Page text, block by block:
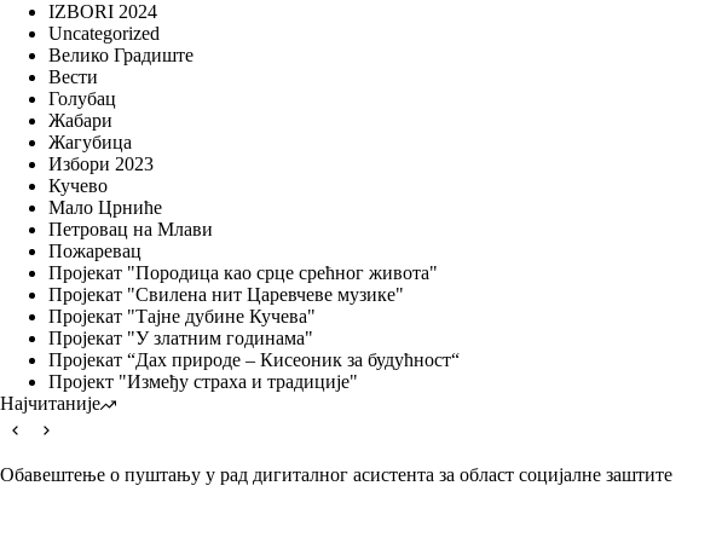
IZBORI 2024
Uncategorized
Велико Градиште
Вести
Голубац
Жабари
Жагубица
Избори 2023
Кучево
Мало Црниће
Петровац на Млави
Пожаревац
Пројекат "Породица као срце срећног живота"
Пројекат "Свилена нит Царевчеве музике"
Пројекат "Тајне дубине Кучева"
Пројекат "У златним годинама"
Пројекат “Дах природе – Кисеоник за будућност“
Пројект "Између страха и традиције"
Најчитаније
Обавештење о пуштању у рад дигиталног асистента за област социјалне заштите